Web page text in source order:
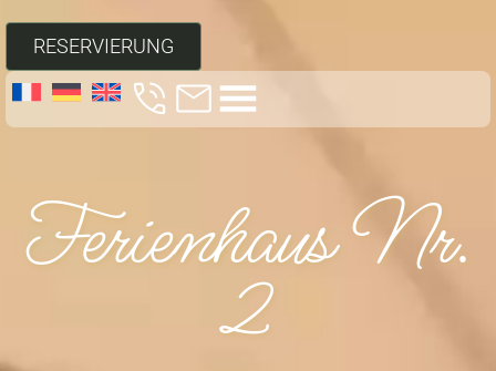
RESERVIERUNG
Ferienhaus Nr.
2